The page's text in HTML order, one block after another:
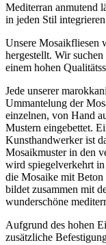
Mediterran anmutend
in jeden Stil
Unsere Mosaikfliesen
hergestellt. Wir
einem hohen
Jede unserer
Ummantelung der
einzelnen, von Hand
Mustern eingebettet.
Kunsthandwerker ist
Mosaikmuster in den
wird spiegelverkehrt
die Mosaike mit Beton
bildet zusammen mit
wunderschöne
Aufgrund des hohen
zusätzliche